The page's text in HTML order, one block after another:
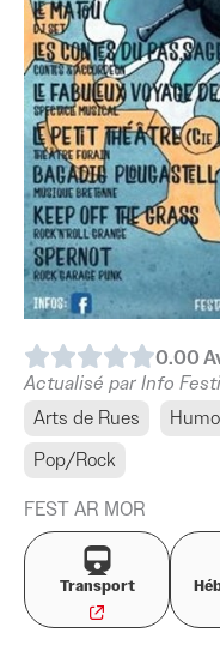
0.00
Actualisé par Info
Arts de Rues
Pop/Rock
FEST AR MOR
Transport